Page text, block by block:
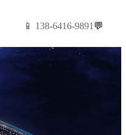
📱 138-6416-9891 💬